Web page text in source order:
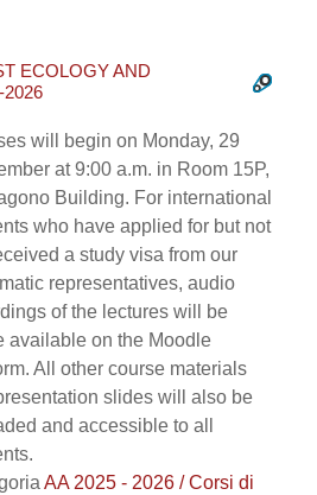
ECOLOGY AND
will begin on Monday, 29
at 9:00 a.m. in Room 15P,
Building. For international
who have applied for but not
a study visa from our
representatives, audio
of the lectures will be
available on the Moodle
All other course materials
slides will also be
and accessible to all
AA 2025 - 2026 / Corsi di